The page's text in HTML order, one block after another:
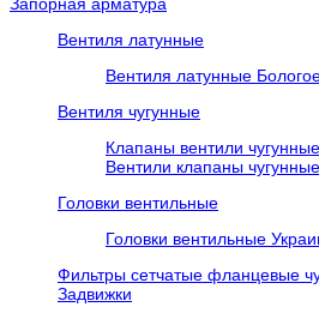
Вентиля латунные
Вентиля латунные
Вентиля чугунные
Клапаны вентили
Вентили клапаны
Головки вентильные
Головки вентильные
Фильтры сетчатые фланцевые
Задвижки